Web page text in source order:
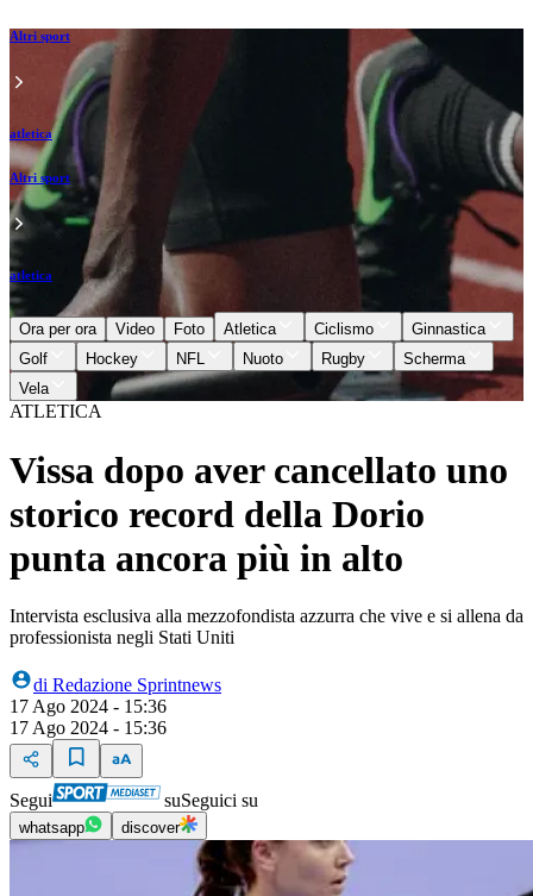
Altri sport
atletica
Altri sport
atletica
Ora per ora Video Foto Atletica Ciclismo
Ginnastica
Golf
Hockey NFL Nuoto Rugby
Scherma
Vela
ATLETICA
Vissa dopo aver cancellato uno
storico record della Dorio
punta ancora più in alto
Intervista esclusiva alla mezzofondista azzurra che vive e si allena da
professionista negli Stati Uniti
di Redazione Sprintnews
17 Ago 2024 - 15:36
17 Ago 2024 - 15:36
Segui suSeguici su
whatsapp discover